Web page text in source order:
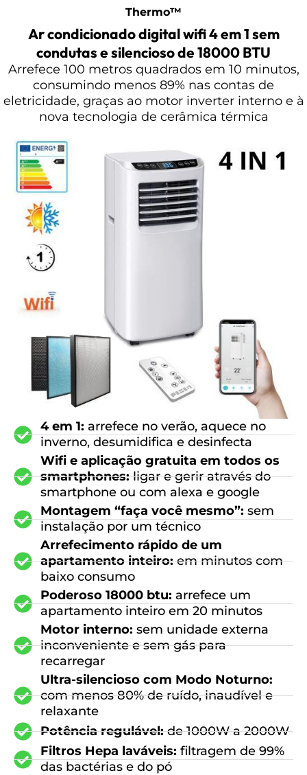
Thermo™
Ar condicionado digital wifi 4 em 1 sem
condutas e silencioso de 18000 BTU
Arrefece 100 metros quadrados em 10 minutos,
consumindo menos 89% nas contas de
eletricidade, graças ao motor inverter interno e à
nova tecnologia de cerâmica térmica
4 em 1: arrefece no verão, aquece no
inverno, desumidifica e desinfecta
Wifi e aplicação gratuita em todos os
smartphones:ligar e gerir através do
smartphone ou com alexa e google
Montagem “faça você mesmo”: sem
instalação por um técnico
Arrefecimento rápido de um
apartamento inteiro:em minutos com
baixo consumo
Poderoso 18000 btu: arrefece um
apartamento inteiro em 20 minutos
Motor interno: sem unidade externa
inconveniente e sem gás para
recarregar
Ultra-silencioso com Modo Noturno:
com menos 80% de ruído, inaudível e
relaxante
Potência regulável:de 1000W a 2000W
Filtros Hepa laváveis: filtragem de 99%
das bactérias e do pó